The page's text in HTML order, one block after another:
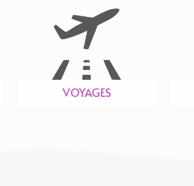
VOYAGES